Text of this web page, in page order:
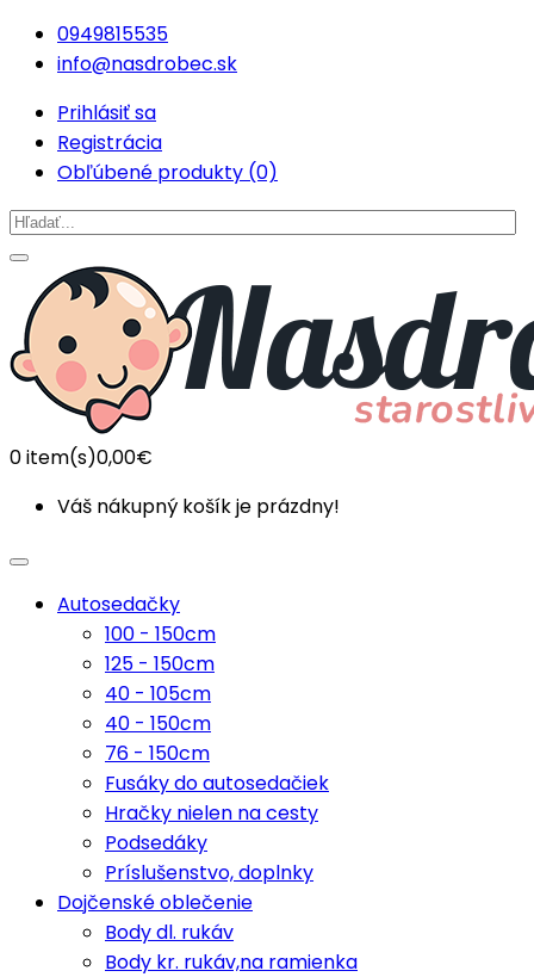
0949815535
info@nasdrobec.sk
Prihlásiť sa
Registrácia
Obľúbené produkty (0)
0item(s)0,00€
Váš nákupný košík je prázdny!
Autosedačky
100 - 150cm
125 - 150cm
40 - 105cm
40 - 150cm
76 - 150cm
Fusáky do autosedačiek
Hračky nielen na cesty
Podsedáky
Príslušenstvo, doplnky
Dojčenské oblečenie
Body dl. rukáv
Body kr. rukáv,na ramienka